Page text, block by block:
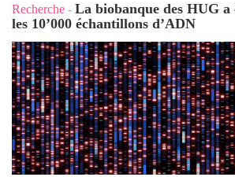
Recherche - La biobanque des HUG a
les 10’000 échantillons d’ADN